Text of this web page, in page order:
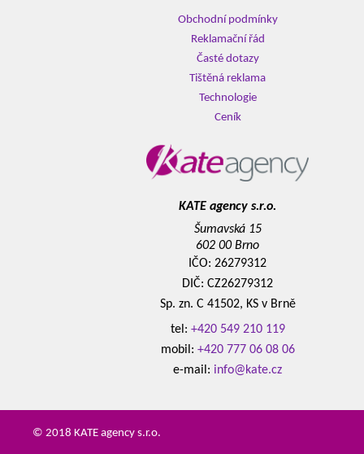
Obchodní podmínky
Reklamační řád
Časté dotazy
Tištěná reklama
Technologie
Ceník
KATE agency s.r.o.
Šumavská 15
602 00 Brno
IČO: 26279312
DIČ: CZ26279312
Sp. zn. C 41502, KS v Brně
tel: +420 549 210 119
mobil: +420 777 06 08 06
e-mail: info@kate.cz
© 2018 KATE agency s.r.o.